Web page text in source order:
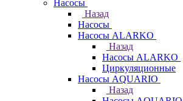
Насосы
Назад
Насосы
Насосы ALARKO
Назад
Насосы ALARKO
Циркуляционные
Насосы AQUARIO
Назад